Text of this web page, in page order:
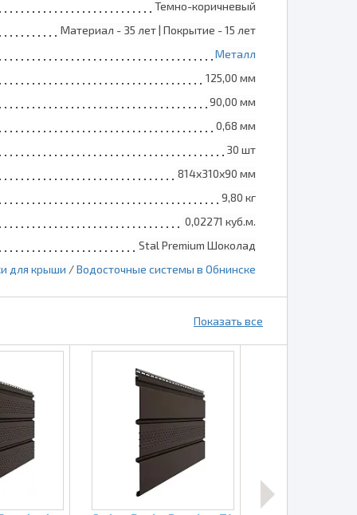
Темно-коричневый
Материал - 35 лет | Покрытие - 15 лет
Металл
125,00 мм
90,00 мм
0,68 мм
30 шт
814х310х90 мм
9,80 кг
0,02271 куб.м.
Stal Premium Шоколад
для крыши /Водосточные системы в Обнинске
Показать все